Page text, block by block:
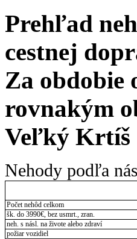
Prehľad
cestnej
Za obdobie
rovnakým
Veľký Krtíš
Nehody podľa
Počet nehôd celkom
šk. do 3990€, bez usmrt., zran.
neh. s násl. na živote alebo zdraví
požiar vozidiel